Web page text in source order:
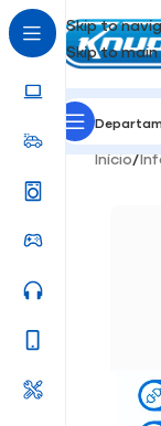
Skip to
Skip to
Início/